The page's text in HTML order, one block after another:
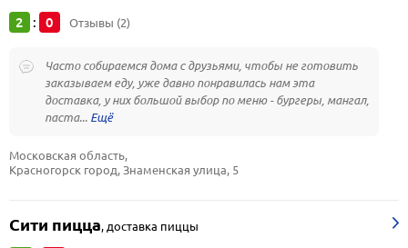
2 : 0 Отзывы (2)
Часто собираемся дома с друзьями, чтобы не готовить
заказываем еду, уже давно понравилась нам эта
доставка, у них большой выбор по меню - бургеры, мангал,
паста...
Московская область,
Красногорск город, Знаменская улица, 5
Сити пицца, доставка пиццы